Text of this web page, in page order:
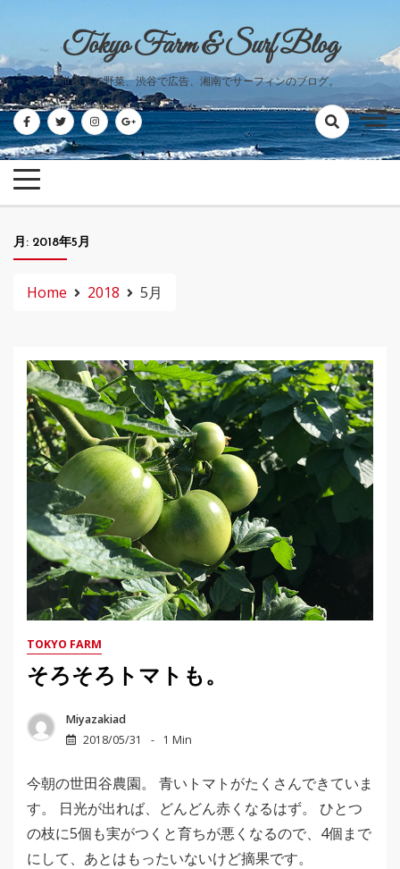
content
Tokyo Farm & Surf Blog
世田谷で野菜、渋谷で広告、湘南でサーフィンのブログ。
月: 2018年5月
Home 2018 5月
TOKYO FARM
そろそろトマトも。
Miyazakiad
2018/05/31
1 Min
今朝の世田谷農園。 青いトマトがたくさんできていま
す。 日光が出れば、どんどん赤くなるはず。 ひとつ
の枝に5個も実がつくと育ちが悪くなるので、4個まで
にして、あとはもったいないけど摘果です。